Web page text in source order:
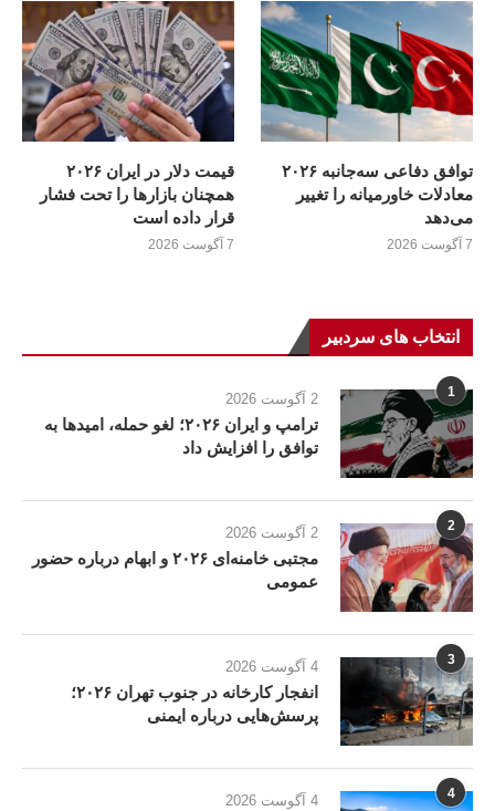
توافق دفاعی سه‌جانبه ۲۰۲۶
معادلات خاورمیانه را تغییر
می‌دهد
7 آگوست 2026
قیمت دلار در ایران ۲۰۲۶
همچنان بازارها را تحت فشار
قرار داده است
7 آگوست 2026
انتخاب های سردبیر
1 2 آگوست 2026
ترامپ و ایران ۲۰۲۶؛ لغو حمله، امیدها به
توافق را افزایش داد
2 2 آگوست 2026
مجتبی خامنه‌ای ۲۰۲۶ و ابهام درباره حضور
عمومی
3 4 آگوست 2026
انفجار کارخانه در جنوب تهران ۲۰۲۶؛
پرسش‌هایی درباره ایمنی
4 4 آگوست 2026